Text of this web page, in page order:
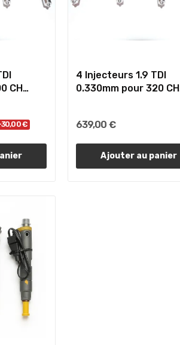
CH
30,00 €
4 Injecteurs 1.9 TDI
0.330mm pour 320 CH
639,00 €
Ajouter au panier